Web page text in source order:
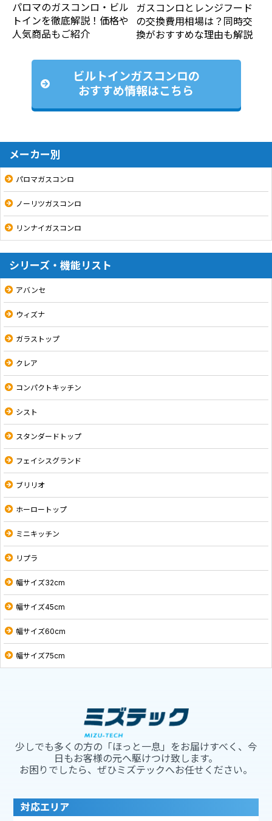
パロマのガスコンロ・ビル
トインを徹底解説！価格や
人気商品もご紹介
ガスコンロとレンジフード
の交換費用相場は？同時交
換がおすすめな理由も解説
ビルトインガスコンロの
おすすめ情報はこちら
メーカー別
パロマガスコンロ
ノーリツガスコンロ
リンナイガスコンロ
シリーズ・機能リスト
アバンセ
ウィズナ
ガラストップ
クレア
コンパクトキッチン
シスト
スタンダードトップ
フェイシスグランド
ブリリオ
ホーロートップ
ミニキッチン
リプラ
幅サイズ32cm
幅サイズ45cm
幅サイズ60cm
幅サイズ75cm
少しでも多くの方の「ほっと一息」をお届けすべく、今
日もお客様の元へ駆けつけ致します。
お困りでしたら、ぜひミズテックへお任せください。
対応エリア